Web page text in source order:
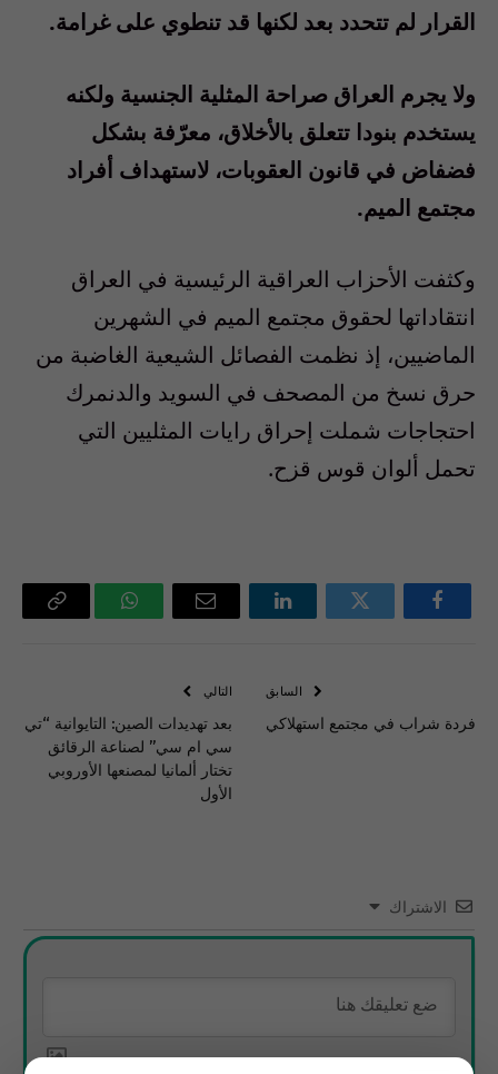
القرار لم تتحدد بعد لكنها قد تنطوي على غرامة.
ولا يجرم العراق صراحة المثلية الجنسية ولكنه
يستخدم بنودا تتعلق بالأخلاق، معرّفة بشكل
فضفاض في قانون العقوبات، لاستهداف أفراد
مجتمع الميم.
وكثفت الأحزاب العراقية الرئيسية في العراق
انتقاداتها لحقوق مجتمع الميم في الشهرين
الماضيين، إذ نظمت الفصائل الشيعية الغاضبة من
حرق نسخ من المصحف في السويد والدنمرك
احتجاجات شملت إحراق رايات المثليين التي
تحمل ألوان قوس قزح.
فيسبوك تويتر لينكدإن
البريد
واتساب Copy
السابق
فردة شراب في مجتمع استهلاكي
التالي
بعد تهديدات الصين: التايوانية “تي
سي ام سي” لصناعة الرقائق
تختار ألمانيا لمصنعها الأوروبي
الأول
الاشتراك